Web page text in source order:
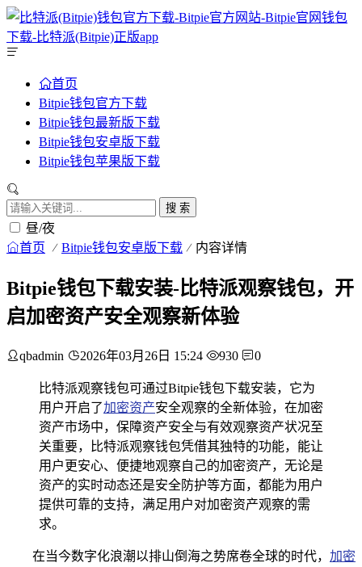
首页
Bitpie钱包官方下载
Bitpie钱包最新版下载
Bitpie钱包安卓版下载
Bitpie钱包苹果版下载
搜 索
昼/夜
首页 Bitpie钱包安卓版下载 内容详情
Bitpie钱包下载安装-比特派观察钱包，开
启加密资产安全观察新体验
qbadmin 2026年03月26日 15:24 930 0
比特派观察钱包可通过Bitpie钱包下载安装，它为
用户开启了加密资产安全观察的全新体验，在加密
资产市场中，保障资产安全与有效观察资产状况至
关重要，比特派观察钱包凭借其独特的功能，能让
用户更安心、便捷地观察自己的加密资产，无论是
资产的实时动态还是安全防护等方面，都能为用户
提供可靠的支持，满足用户对加密资产观察的需
求。
在当今数字化浪潮以排山倒海之势席卷全球的时代， 加密